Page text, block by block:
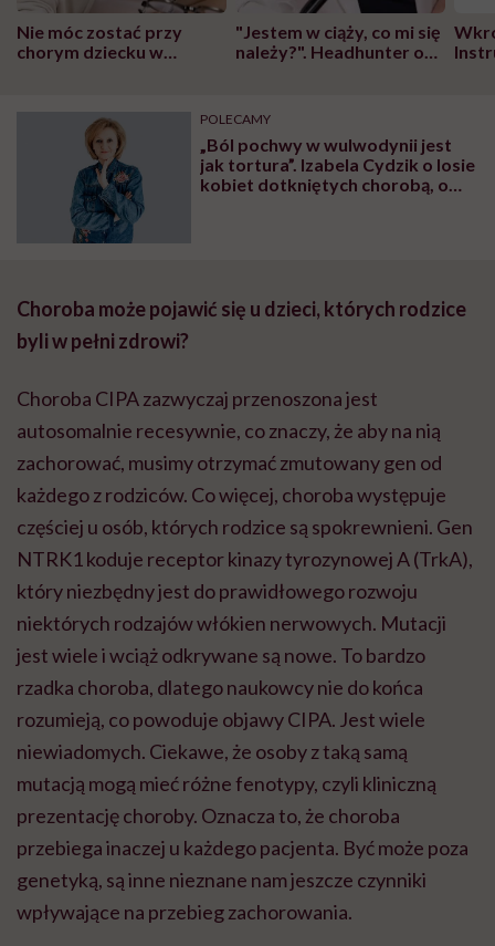
Nie móc zostać przy
chorym dziecku w
głupota i brak
wyobraźni"
"Jestem w ciąży, co mi się
należy?". Headhunter o
pracy
POLECAMY
„Ból pochwy w wulwodynii jest
jak tortura”. Izabela Cydzik o losie
kobiet dotkniętych chorobą, o
Choroba może pojawić się u dzieci, których rodzice
byli w pełni zdrowi?
Choroba CIPA zazwyczaj przenoszona jest
autosomalnie recesywnie, co znaczy, że aby na nią
zachorować, musimy otrzymać zmutowany gen od
każdego z rodziców. Co więcej, choroba występuje
częściej u osób, których rodzice są spokrewnieni. Gen
NTRK1 koduje receptor kinazy tyrozynowej A (TrkA),
który niezbędny jest do prawidłowego rozwoju
niektórych rodzajów włókien nerwowych. Mutacji
jest wiele i wciąż odkrywane są nowe. To bardzo
rzadka choroba, dlatego naukowcy nie do końca
rozumieją, co powoduje objawy CIPA. Jest wiele
niewiadomych. Ciekawe, że osoby z taką samą
mutacją mogą mieć różne fenotypy, czyli kliniczną
prezentację choroby. Oznacza to, że choroba
przebiega inaczej u każdego pacjenta. Być może poza
genetyką, są inne nieznane nam jeszcze czynniki
wpływające na przebieg zachorowania.